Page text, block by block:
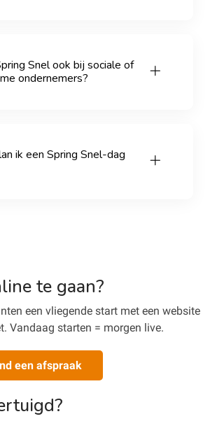
Snel ook bij sociale of
ondernemers?
ik een Spring Snel-dag
te gaan?
een vliegende start met een website
Vandaag starten = morgen live.
een afspraak